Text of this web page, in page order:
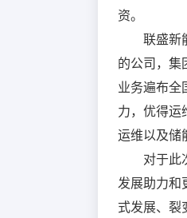
资。
联盛新
的公司，集
业务遍布全
力，优得运
运维以及储
对于此
发展助力和
式发展、裂